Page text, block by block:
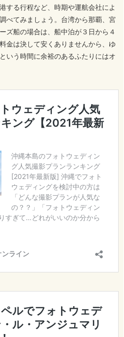
する行程など、時期や運航会社によ
べてみましょう。台湾から那覇、宮
ズ船の場合は、船中泊が３日から４
金は決して安くありませんから、ゆ
いう時間に余裕のあるふたりにはオ